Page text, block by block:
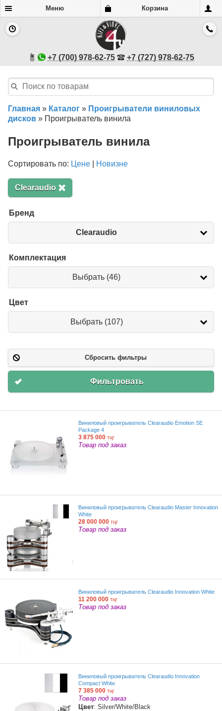
Меню Корзина
+7 (700) 978-62-75 +7 (727) 978-62-75
Главная » Каталог » Проигрыватели виниловых
дисков » Проигрыватель винила
Проигрыватель винила
Сортировать по: Цене Новизне
Clearaudio
Бренд
Clearaudio
Комплектация
Выбрать (46)
Цвет
Выбрать (107)
Сбросить фильтры
Фильтровать
Виниловый проигрыватель Clearaudio Emotion SE
Package 4
3 875 000 тңг
Товар под заказ
Виниловый проигрыватель Clearaudio Master Innovation
White
28 000 000 тңг
Товар под заказ
Виниловый проигрыватель Clearaudio Innovation White
11 200 000 тңг
Товар под заказ
Виниловый проигрыватель Clearaudio Innovation
Compact White
7 385 000 тңг
Товар под заказ
Цвет: Silver/White/Black